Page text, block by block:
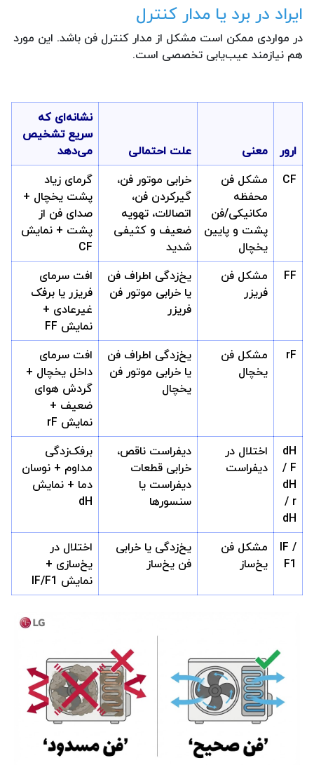
ایراد در برد یا مدار کنترل
در مواردی ممکن است مشکل از مدار کنترل فن باشد. این مورد
هم نیازمند عیب‌یابی تخصصی است.
ارور معنی علت احتمالی
نشانه‌ای که
سریع تشخیص
می‌دهد
CF
مشکل فن
محفظه
مکانیکی/فن
پشت و پایین
یخچال
خرابی موتور فن،
گیرکردن فن،
اتصالات، تهویه
ضعیف و کثیفی
شدید
گرمای زیاد
پشت یخچال +
صدای فن از
پشت + نمایش
CF
FF
مشکل فن
فریزر
یخ‌زدگی اطراف فن
یا خرابی موتور فن
فریزر
افت سرمای
فریزر یا برفک
غیرعادی +
نمایش FF
rF
مشکل فن
یخچال
یخ‌زدگی اطراف فن
یا خرابی موتور فن
یخچال
افت سرمای
داخل یخچال +
گردش هوای
ضعیف +
نمایش rF
dH
/ F
dH
/ r
dH
اختلال در
دیفراست
دیفراست ناقص،
خرابی قطعات
دیفراست یا
سنسورها
برفک‌زدگی
مداوم + نوسان
دما + نمایش
dH
IF /
F1
مشکل فن
یخ‌ساز
یخ‌زدگی یا خرابی
فن یخ‌ساز
اختلال در
یخ‌سازی +
نمایش IF/F1